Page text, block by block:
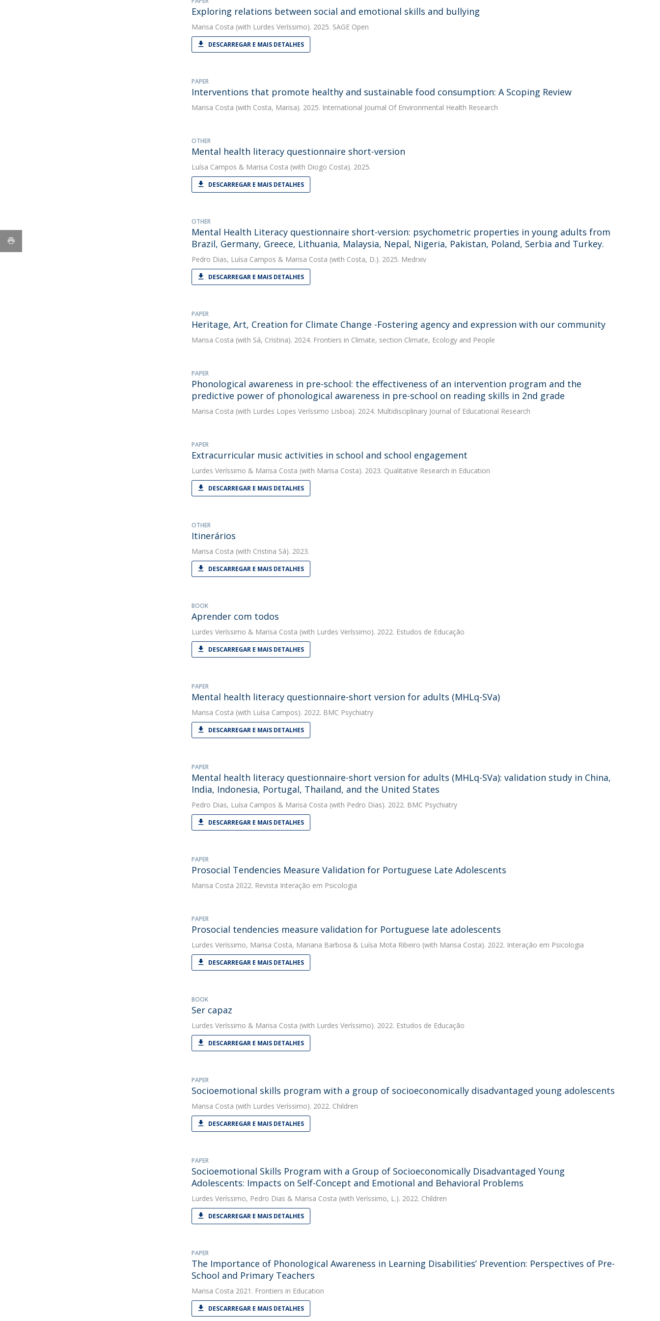
Exploring relations between social and emotional skills and bullying
Marisa Costa (with Lurdes Veríssimo). 2025. SAGE Open
DESCARREGAR E MAIS DETALHES
PAPER
Interventions that promote healthy and sustainable food consumption: A Scoping Review
Marisa Costa (with Costa, Marisa). 2025. International Journal Of Environmental Health Research
OTHER
Mental health literacy questionnaire short-version
Luísa Campos & Marisa Costa (with Diogo Costa). 2025.
DESCARREGAR E MAIS DETALHES
OTHER
Mental Health Literacy questionnaire short-version: psychometric properties in young adults from
Brazil, Germany, Greece, Lithuania, Malaysia, Nepal, Nigeria, Pakistan, Poland, Serbia and Turkey.
Pedro Dias, Luísa Campos & Marisa Costa (with Costa, D.). 2025. Medrxiv
DESCARREGAR E MAIS DETALHES
PAPER
Heritage, Art, Creation for Climate Change -Fostering agency and expression with our community
Marisa Costa (with Sá, Cristina). 2024. Frontiers in Climate, section Climate, Ecology and People
PAPER
Phonological awareness in pre-school: the effectiveness of an intervention program and the
predictive power of phonological awareness in pre-school on reading skills in 2nd grade
Marisa Costa (with Lurdes Lopes Veríssimo Lisboa). 2024. Multidisciplinary Journal of Educational Research
PAPER
Extracurricular music activities in school and school engagement
Lurdes Veríssimo & Marisa Costa (with Marisa Costa). 2023. Qualitative Research in Education
DESCARREGAR E MAIS DETALHES
OTHER
Itinerários
Marisa Costa (with Cristina Sá). 2023.
DESCARREGAR E MAIS DETALHES
BOOK
Aprender com todos
Lurdes Veríssimo & Marisa Costa (with Lurdes Veríssimo). 2022. Estudos de Educação
DESCARREGAR E MAIS DETALHES
PAPER
Mental health literacy questionnaire-short version for adults (MHLq-SVa)
Marisa Costa (with Luísa Campos). 2022. BMC Psychiatry
DESCARREGAR E MAIS DETALHES
PAPER
Mental health literacy questionnaire-short version for adults (MHLq-SVa): validation study in China,
India, Indonesia, Portugal, Thailand, and the United States
Pedro Dias, Luísa Campos & Marisa Costa (with Pedro Dias). 2022. BMC Psychiatry
DESCARREGAR E MAIS DETALHES
PAPER
Prosocial Tendencies Measure Validation for Portuguese Late Adolescents
Marisa Costa 2022. Revista Interação em Psicologia
PAPER
Prosocial tendencies measure validation for Portuguese late adolescents
Lurdes Veríssimo, Marisa Costa, Mariana Barbosa & Luísa Mota Ribeiro (with Marisa Costa). 2022. Interação em Psicologia
DESCARREGAR E MAIS DETALHES
BOOK
Ser capaz
Lurdes Veríssimo & Marisa Costa (with Lurdes Veríssimo). 2022. Estudos de Educação
DESCARREGAR E MAIS DETALHES
PAPER
Socioemotional skills program with a group of socioeconomically disadvantaged young adolescents
Marisa Costa (with Lurdes Veríssimo). 2022. Children
DESCARREGAR E MAIS DETALHES
PAPER
Socioemotional Skills Program with a Group of Socioeconomically Disadvantaged Young
Adolescents: Impacts on Self-Concept and Emotional and Behavioral Problems
Lurdes Veríssimo, Pedro Dias & Marisa Costa (with Veríssimo, L.). 2022. Children
DESCARREGAR E MAIS DETALHES
PAPER
The Importance of Phonological Awareness in Learning Disabilities’ Prevention: Perspectives of Pre-
School and Primary Teachers
Marisa Costa 2021. Frontiers in Education
DESCARREGAR E MAIS DETALHES